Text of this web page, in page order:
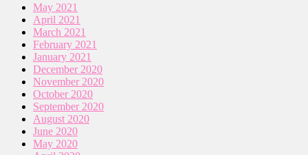
May 2021
April 2021
March 2021
February 2021
January 2021
December 2020
November 2020
October 2020
September 2020
August 2020
June 2020
May 2020